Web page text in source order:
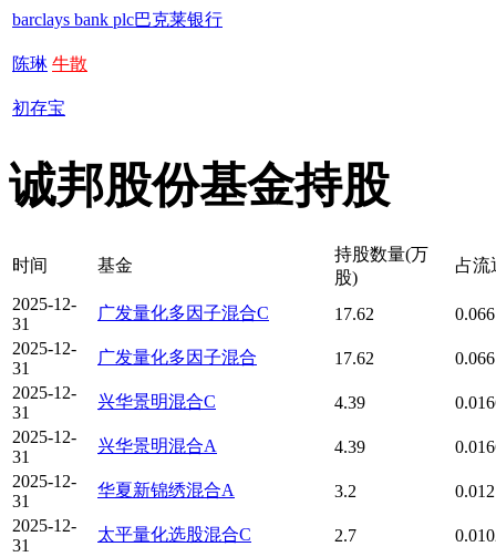
barclays bank plc巴克莱银行
陈琳 牛散
初存宝
诚邦股份基金持股
时间 基金
持股数量(万
股)
占流
2025-12-
31
广发量化多因子混合C 17.62
2025-12-
31
广发量化多因子混合 17.62
2025-12-
31
兴华景明混合C 4.39
2025-12-
31
兴华景明混合A 4.39
2025-12-
31
华夏新锦绣混合A 3.2
2025-12-
31
太平量化选股混合C 2.7